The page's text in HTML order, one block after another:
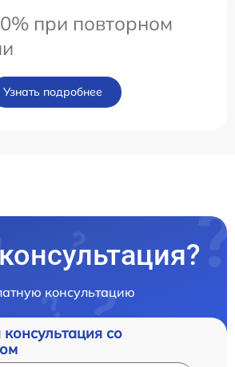
при повторном
Узнать подробнее
консультацию
со